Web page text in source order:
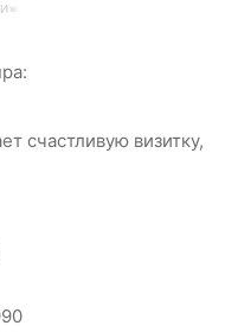
счастливую визитку,